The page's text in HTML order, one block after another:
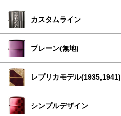
カスタムライン
プレーン(無地)
レプリカモデル(1935,1941)
シンプルデザイン